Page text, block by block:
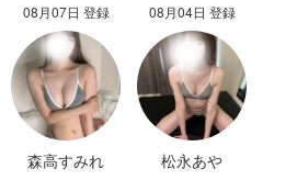
08月07日 登録
森高すみれ
08月04日 登録
松永あや